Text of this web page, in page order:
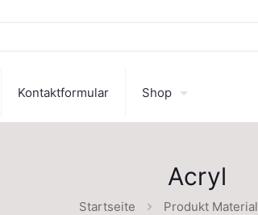
Kontaktformular Shop
Acryl
Startseite Produkt Material